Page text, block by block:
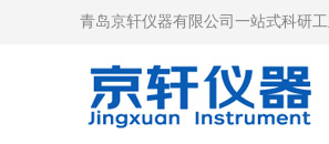
青岛京轩仪器有限公司一站式科研